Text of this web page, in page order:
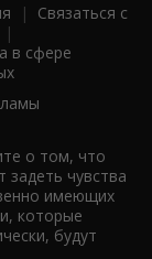
| Связаться с
|
в сфере
о том, что
чувства
имеющих
которые
будут